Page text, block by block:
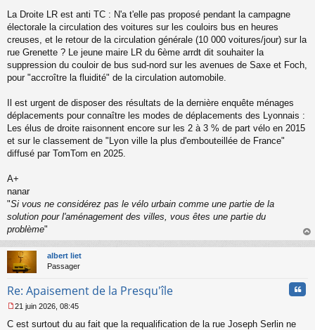
u
La Droite LR est anti TC : N'a t'elle pas proposé pendant la campagne
électorale la circulation des voitures sur les couloirs bus en heures
creuses, et le retour de la circulation générale (10 000 voitures/jour) sur la
rue Grenette ? Le jeune maire LR du 6ème arrdt dit souhaiter la
suppression du couloir de bus sud-nord sur les avenues de Saxe et Foch,
pour "accroître la fluidité" de la circulation automobile.
Il est urgent de disposer des résultats de la dernière enquête ménages
déplacements pour connaître les modes de déplacements des Lyonnais :
Les élus de droite raisonnent encore sur les 2 à 3 % de part vélo en 2015
et sur le classement de "Lyon ville la plus d'embouteillée de France"
diffusé par TomTom en 2025.
A+
nanar
"Si vous ne considérez pas le vélo urbain comme une partie de la
solution pour l'aménagement des villes, vous êtes une partie du
problème"
au
albert liet
Passager
Re: Apaisement de la Presqu'île
e
21 juin 2026, 08:45
C est surtout du au fait que la requalification de la rue Joseph Serlin ne